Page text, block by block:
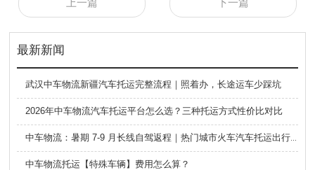
上一篇 下一篇
最新新闻
武汉中车物流新疆汽车托运完整流程｜照着办，长途运车少踩坑
2026年中车物流汽车托运平台怎么选？三种托运方式性价比对比
中车物流：暑期 7-9 月长线自驾返程｜热门城市火车汽车托运出行全攻略
中车物流托运【特殊车辆】费用怎么算？